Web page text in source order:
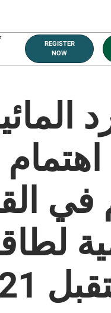
REGISTER
NOW
في
2021